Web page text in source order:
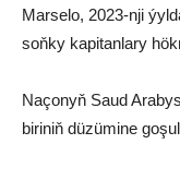
Marselo, 2023-nji
soňky kapitanlary
Naçonyň Saud
biriniň düzümine